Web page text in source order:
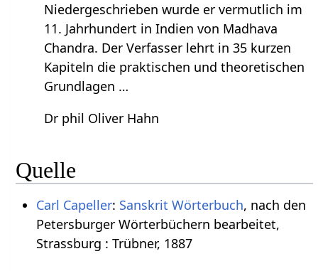
Niedergeschrieben wurde er vermutlich im
11. Jahrhundert in Indien von Madhava
Chandra. Der Verfasser lehrt in 35 kurzen
Kapiteln die praktischen und theoretischen
Grundlagen …
Dr phil Oliver Hahn
Quelle
Carl Capeller: Sanskrit Wörterbuch, nach den
Petersburger Wörterbüchern bearbeitet,
Strassburg : Trübner, 1887